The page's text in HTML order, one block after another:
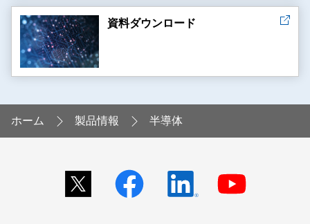
資料ダウンロード
ホーム 製品情報 半導体